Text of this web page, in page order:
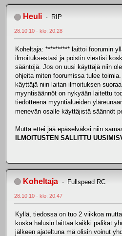
Heuli RIP
28.10.10 - klo: 20.28
Koheltaja: ********** laittoi foorumin
ilmoituksestasi ja poistin viestisi
sääntöjä. Jos on uusi käyttäjä niin
ohjeita miten foorumissa tulee
käyttäjä niin laitan ilmoituksen
myyntisäännöt on nykyään laitettu
tiedotteena myyntialueiden
menevän osalle käyttäjistä säännöt
Mutta ettei jää epäselväksi niin
ILMOITUSTEN SALLITTU
Koheltaja Fullspeed RC
28.10.10 - klo: 20.47
Kyllä, tiedossa on tuo 2 viikkoa
koska halusin laittaa kaikki palikat
jälkeen ajateltuna mä olisin voinut